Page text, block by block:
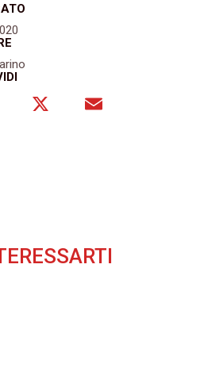
Pinterest